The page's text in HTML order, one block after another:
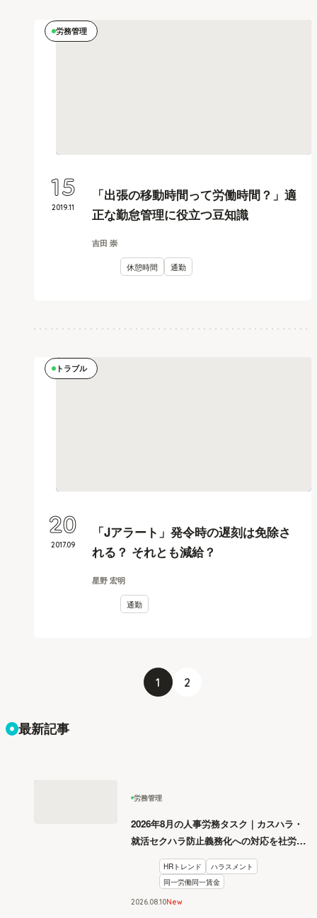
労務管理
「出張の移動時間って労働時間？」適
正な勤怠管理に役立つ豆知識
吉田 崇
休憩時間 通勤
2019.11
15
トラブル
「Jアラート」発令時の遅刻は免除さ
れる？ それとも減給？
星野 宏明
通勤
2017.09
20
1 2
最新記事
労務管理
2026年8月の人事労務タスク｜カスハラ・
就活セクハラ防止義務化への対応を社労士
HRトレンド
ハラスメント
同一労働同一賃金
2026.0810New